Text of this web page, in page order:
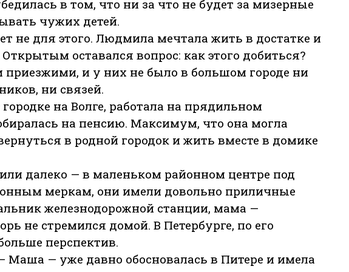
в том, что ни за что не будет за мизерные
чужих детей.
не для этого. Людмила мечтала жить в достатке и
оставался вопрос: как этого добиться?
и у них не было в большом городе ни
ни связей.
на Волге, работала на прядильном
на пенсию. Максимум, что она могла
в родной городок и жить вместе в домике
далеко — в маленьком районном центре под
меркам, они имели довольно приличные
железнодорожной станции, мама —
не стремился домой. В Петербурге, по его
перспектив.
Маша — уже давно обосновалась в Питере и имела